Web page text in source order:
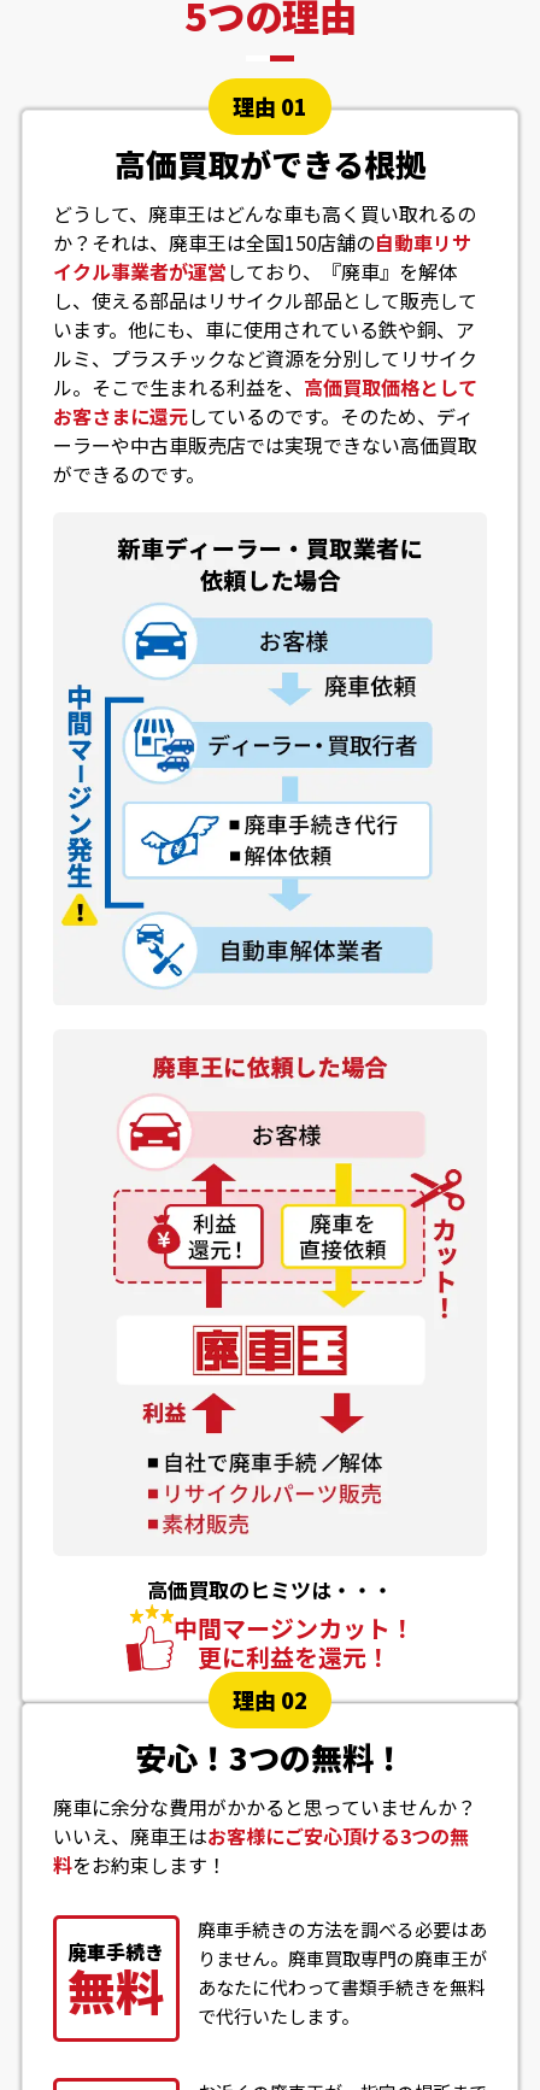
5つの理由
理由 01
高価買取ができる根拠
どうして、廃車王はどんな車も高く買い取れるの
か？それは、廃車王は全国150店舗の自動車リサ
イクル事業者が運営しており、『廃車』を解体
し、使える部品はリサイクル部品として販売して
います。他にも、車に使用されている鉄や銅、ア
ルミ、プラスチックなど資源を分別してリサイク
ル。そこで生まれる利益を、 高価買取価格として
お客さまに還元しているのです。そのため、ディ
ーラーや中古車販売店では実現できない高価買取
ができるのです。
高価買取のヒミツは・・・
中間マージンカット！
更に利益を還元！
理由 02
安心！3つの無料！
廃車に余分な費用がかかると思っていませんか？
いいえ、廃車王はお客様にご安心頂ける3つの無
料をお約束します！
廃車手続き
無料
廃車手続きの方法を調べる必要はあ
りません。廃車買取専門の廃車王が
あなたに代わって書類手続きを無料
で代行いたします。